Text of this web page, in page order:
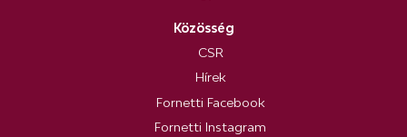
Közösség
CSR
Hírek
Fornetti Facebook
Fornetti Instagram